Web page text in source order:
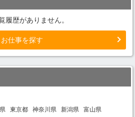
履歴がありません。
お仕事を探す
東京都 神奈川県 新潟県
富山県